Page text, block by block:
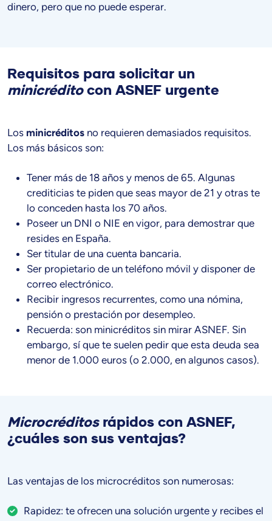
dinero, pero que no puede esperar.
Requisitos para solicitar un
minicréditocon ASNEF urgente
Los minicréditos no requieren demasiados requisitos.
Los más básicos son:
Tener más de 18 años y menos de 65. Algunas
crediticias te piden que seas mayor de 21 y otras te
lo conceden hasta los 70 años.
Poseer un DNI o NIE en vigor, para demostrar que
resides en España.
Ser titular de una cuenta bancaria.
Ser propietario de un teléfono móvil y disponer de
correo electrónico.
Recibir ingresos recurrentes, como una nómina,
pensión o prestación por desempleo.
Recuerda: son minicréditos sin mirar ASNEF. Sin
embargo, sí que te suelen pedir que esta deuda sea
menor de 1.000 euros (o 2.000, en algunos casos).
Microcréditosrápidos con ASNEF,
¿cuáles son sus ventajas?
Las ventajas de los microcréditos son numerosas:
Rapidez: te ofrecen una solución urgente y recibes el